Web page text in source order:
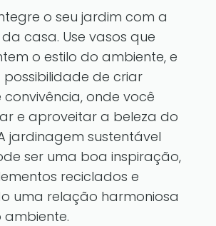
o seu jardim com a
casa. Use vasos que
o estilo do ambiente, e
possibilidade de criar
onde você
e aproveitar a beleza do
jardinagem sustentável
ser uma boa inspiração,
reciclados e
uma relação harmoniosa
ambiente.